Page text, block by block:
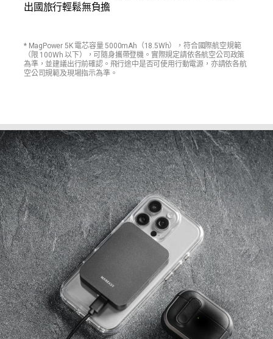
出國旅行輕鬆無負擔
* MagPower 5K 電芯容量 5000mAh（18.5Wh），符合國際航空規範
（限 100Wh 以下），可隨身攜帶登機。實際規定請依各航空公司政策
為準，並建議出行前確認。飛行途中是否可使用行動電源，亦請依各航
空公司規範及現場指示為準。